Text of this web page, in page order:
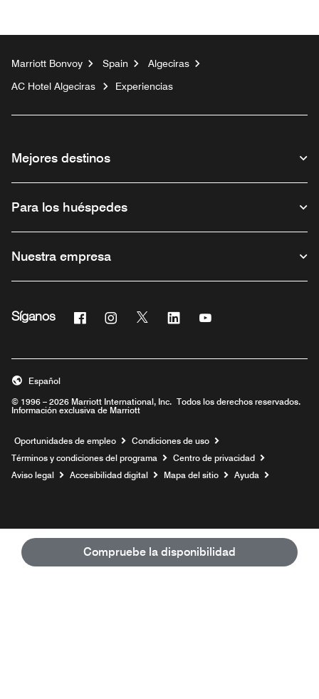
Compruebe la disponibilidad
Marriott Bonvoy Spain
Algeciras
AC Hotel Algeciras
Experiencias
Mejores destinos
Para los huéspedes
Nuestra empresa
Síganos Facebook
Abre una ventana nueva
Instagram
Abre una ventana nueva
Twitter
Abre una ventana nueva
Linkedin
Abre una ventana nueva
Abre una ventana
© 1996 – 2026 Marriott International, Inc. Todos los derechos reservados.
Información exclusiva de Marriott
Español
Oportunidades de empleo Abre una ventana nueva
Condiciones de uso
Términos y condiciones del programa
Centro de privacidad
Aviso legal
Accesibilidad digital Mapa del sitio Ayuda